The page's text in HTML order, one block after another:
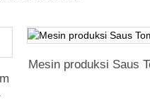
Mesin produksi Saus